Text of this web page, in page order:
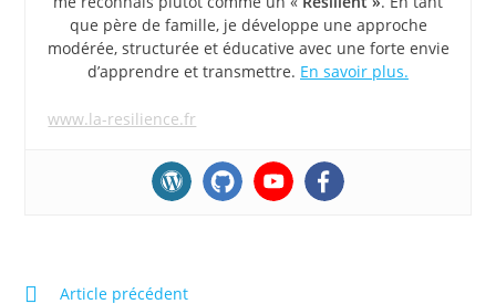
que père de famille, je développe une approche
modérée, structurée et éducative avec une forte envie
d’apprendre et transmettre. En savoir plus.
www.la-resilience.fr
ReadArticle précédent